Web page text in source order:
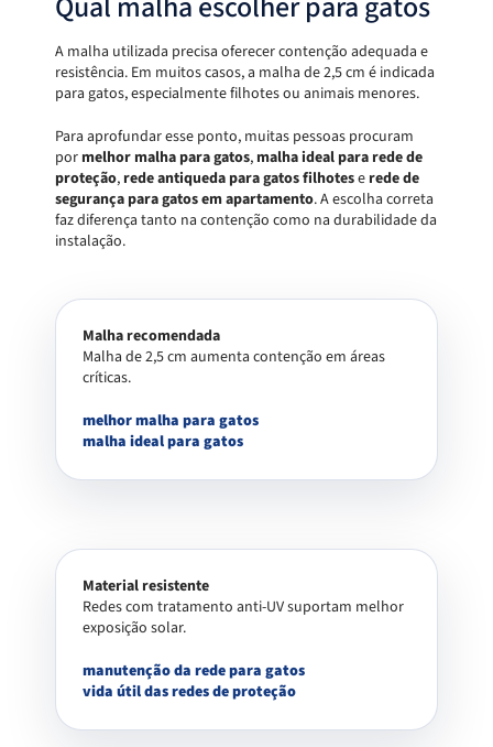
A malha utilizada precisa oferecer contenção adequada e
resistência. Em muitos casos, a malha de 2,5 cm é indicada
para gatos, especialmente filhotes ou animais menores.
Para aprofundar esse ponto, muitas pessoas procuram
por melhor malha para gatos, malha ideal para rede de
proteção, rede antiqueda para gatos filhotese rede de
segurança para gatos em apartamento. A escolha correta
faz diferença tanto na contenção como na durabilidade da
instalação.
Malha recomendada
Malha de 2,5 cm aumenta contenção em áreas
críticas.
melhor malha para gatos
malha ideal para gatos
Material resistente
Redes com tratamento anti-UV suportam melhor
exposição solar.
manutenção da rede para gatos
vida útil das redes de proteção